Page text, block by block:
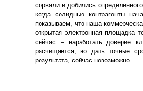
сорвали и добились
когда солидные контрагенты
показываем, что наша
открытая электронная площадка
сейчас – наработать доверие
расчищается, но дать точные
результата, сейчас невозможно.